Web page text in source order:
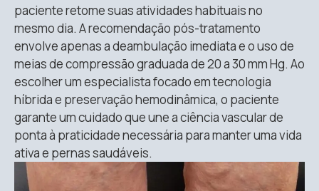
paciente retome suas atividades habituais no
mesmo dia. A recomendação pós-tratamento
envolve apenas a deambulação imediata e o uso de
meias de compressão graduada de 20 a 30 mm Hg. Ao
escolher um especialista focado em tecnologia
híbrida e preservação hemodinâmica, o paciente
garante um cuidado que une a ciência vascular de
ponta à praticidade necessária para manter uma vida
ativa e pernas saudáveis.